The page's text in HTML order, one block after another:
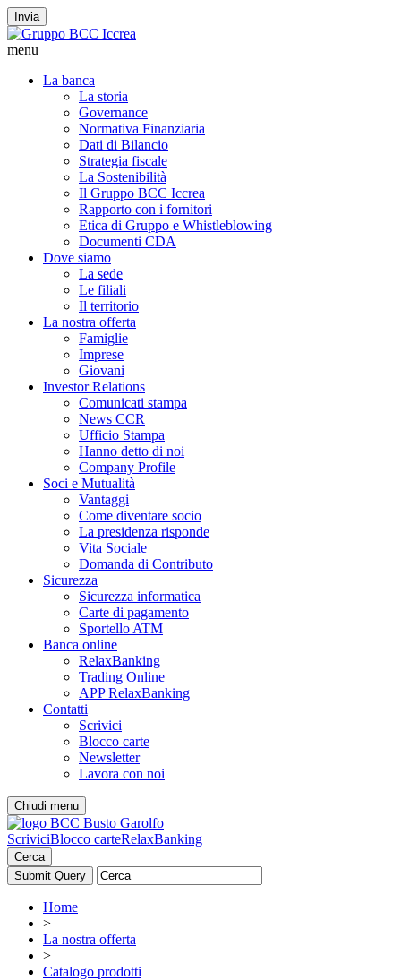
Invia
menu
La banca
La storia
Governance
Normativa Finanziaria
Dati di Bilancio
Strategia fiscale
La Sostenibilità
Il Gruppo BCC Iccrea
Rapporto con i fornitori
Etica di Gruppo e Whistleblowing
Documenti CDA
Dove siamo
La sede
Le filiali
Il territorio
La nostra offerta
Famiglie
Imprese
Giovani
Investor Relations
Comunicati stampa
News CCR
Ufficio Stampa
Hanno detto di noi
Company Profile
Soci e Mutualità
Vantaggi
Come diventare socio
La presidenza risponde
Vita Sociale
Domanda di Contributo
Sicurezza
Sicurezza informatica
Carte di pagamento
Sportello ATM
Banca online
RelaxBanking
Trading Online
APP RelaxBanking
Contatti
Scrivici
Blocco carte
Newsletter
Lavora con noi
Chiudi menu
ScriviciBlocco carteRelaxBanking
Cerca
Home
>
La nostra offerta
>
Catalogo prodotti